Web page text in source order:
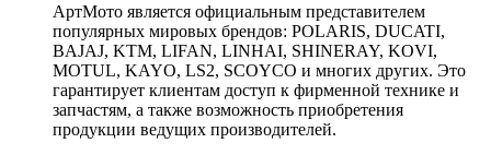
АртМото является официальным представителем
популярных мировых брендов: POLARIS, DUCATI,
BAJAJ, KTM, LIFAN, LINHAI, SHINERAY, KOVI,
MOTUL, KAYO, LS2, SCOYCO и многих других. Это
гарантирует клиентам доступ к фирменной технике и
запчастям, а также возможность приобретения
продукции ведущих производителей.